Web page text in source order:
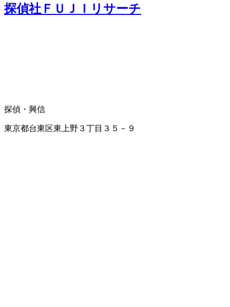
探偵社ＦＵＪＩリサーチ
探偵・興信
東京都台東区東上野３丁目３５－９